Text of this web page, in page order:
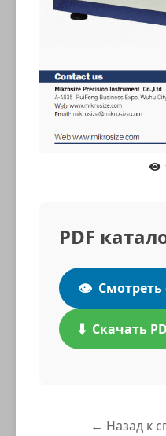
PDF
👁️
⬇️ Скачать
← Назад к